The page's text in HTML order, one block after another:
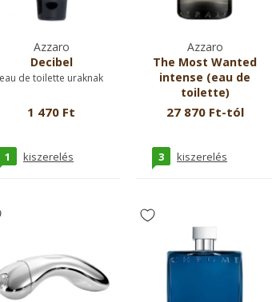
Azzaro
Decibel
eau de toilette uraknak
1 470 Ft
1 kiszerelés
Azzaro
The Most Wanted
intense (eau de
toilette)
eau de toilette uraknak
27 870 Ft-tól
3 kiszerelés